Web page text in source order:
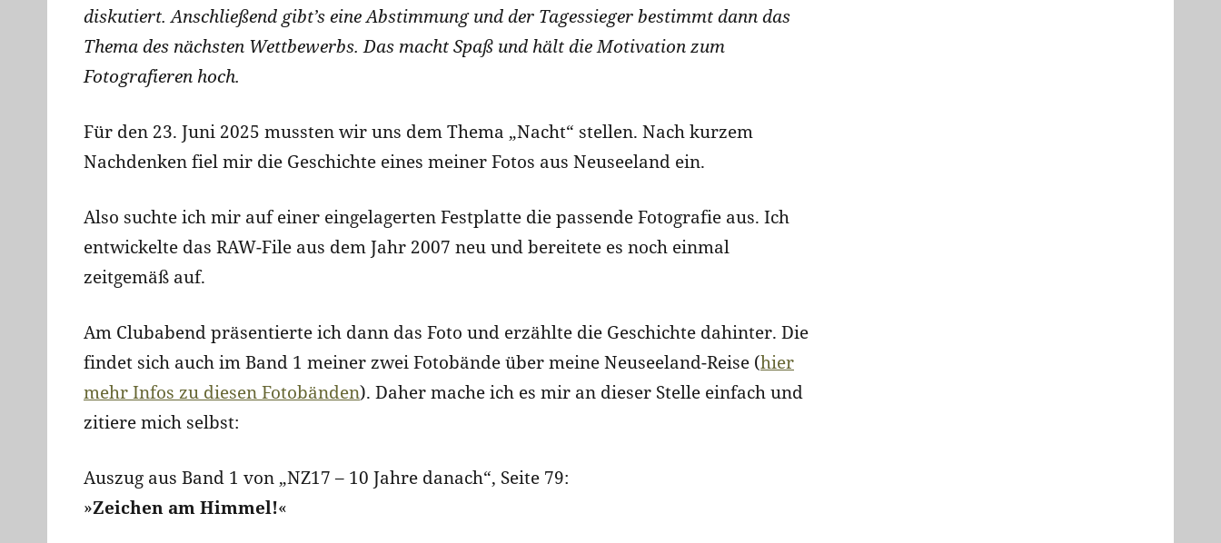
diskutiert. Anschließend gibt’s eine Abstimmung und der Tagessieger bestimmt dann das
Thema des nächsten Wettbewerbs. Das macht Spaß und hält die Motivation zum
Fotografieren hoch.
Für den 23. Juni 2025 mussten wir uns dem Thema „Nacht“ stellen. Nach kurzem
Nachdenken fiel mir die Geschichte eines meiner Fotos aus Neuseeland ein.
Also suchte ich mir auf einer eingelagerten Festplatte die passende Fotografie aus. Ich
entwickelte das RAW-File aus dem Jahr 2007 neu und bereitete es noch einmal
zeitgemäß auf.
Am Clubabend präsentierte ich dann das Foto und erzählte die Geschichte dahinter. Die
findet sich auch im Band 1 meiner zwei Fotobände über meine Neuseeland-Reise (hier
mehr Infos zu diesen Fotobänden). Daher mache ich es mir an dieser Stelle einfach und
zitiere mich selbst:
Auszug aus Band 1 von „NZ17 – 10 Jahre danach“, Seite 79:
»Zeichen am Himmel!«